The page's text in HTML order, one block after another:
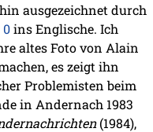
ausgezeichnet durch
0ins Englische. Ich
altes Foto von Alain
es zeigt ihn
Problemisten beim
in Andernach 1983
(1984),